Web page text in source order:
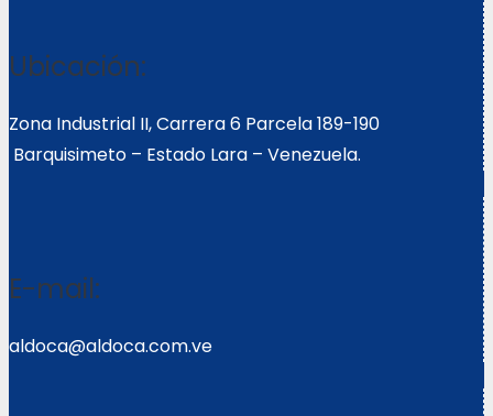
Ubicación:
Zona Industrial II, Carrera 6 Parcela 189-190
Barquisimeto – Estado Lara – Venezuela.
E-mail:
aldoca@aldoca.com.ve